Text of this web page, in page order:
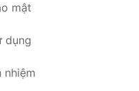
mật
dụng
nhiệm